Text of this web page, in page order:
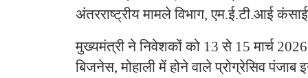
अंतरराष्ट्रीय मामले विभाग, एम.ई.टी.आई
मुख्यमंत्री ने निवेशकों को 13 से 15 मार्च
बिजनेस, मोहाली में होने वाले प्रोग्रेसिव पंजाब